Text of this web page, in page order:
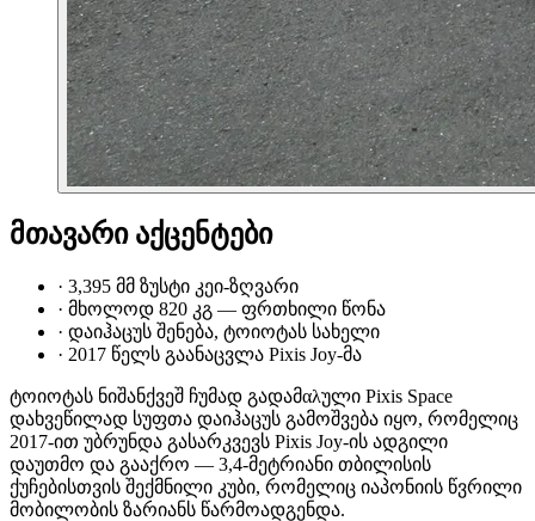
მთავარი აქცენტები
· 3,395 მმ ზუსტი კეი-ზღვარი
· მხოლოდ 820 კგ — ფრთხილი წონა
· დაიჰაცუს შენება, ტოიოტას სახელი
· 2017 წელს გაანაცვლა Pixis Joy-მა
ტოიოტას ნიშანქვეშ ჩუმად გადამαλული Pixis Space
დახვეწილად სუფთა დაიჰაცუს გამოშვება იყო, რომელიც
2017-ით უბრუნდა გასარკვევს Pixis Joy-ის ადგილი
დაუთმო და გააქრო — 3,4-მეტრიანი თბილისის
ქუჩებისთვის შექმნილი კუბი, რომელიც იაპონიის წვრილი
მობილობის ზარიანს წარმოადგენდა.